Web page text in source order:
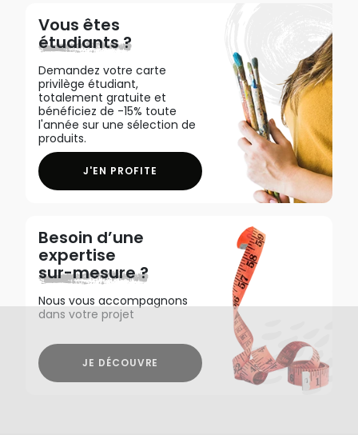
Vous êtes
étudiants ?
Demandez votre carte
privilège étudiant,
totalement gratuite et
bénéficiez de -15% toute
l'année sur une sélection de
produits.
J'EN PROFITE
Besoin d’une
expertise
sur-mesure ?
Nous vous accompagnons
dans votre projet
JE DÉCOUVRE